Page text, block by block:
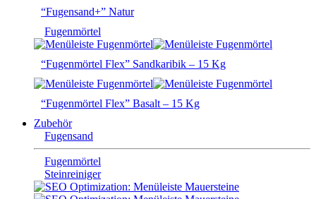
“Fugensand+” Natur
Fugenmörtel
“Fugenmörtel Flex” Sandkaribik – 15 Kg
“Fugenmörtel Flex” Basalt – 15 Kg
Zubehör
Fugensand
Fugenmörtel
Steinreiniger